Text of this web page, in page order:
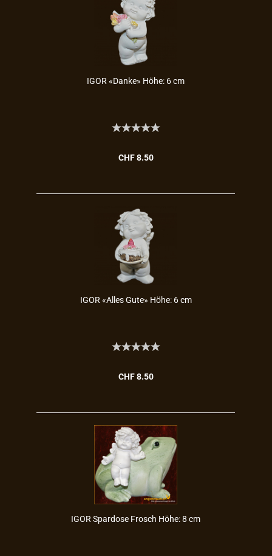
IGOR «Danke» Höhe: 6 cm
CHF 8.50
IGOR «Alles Gute» Höhe: 6 cm
CHF 8.50
IGOR Spar­do­se Frosch Höhe: 8 cm